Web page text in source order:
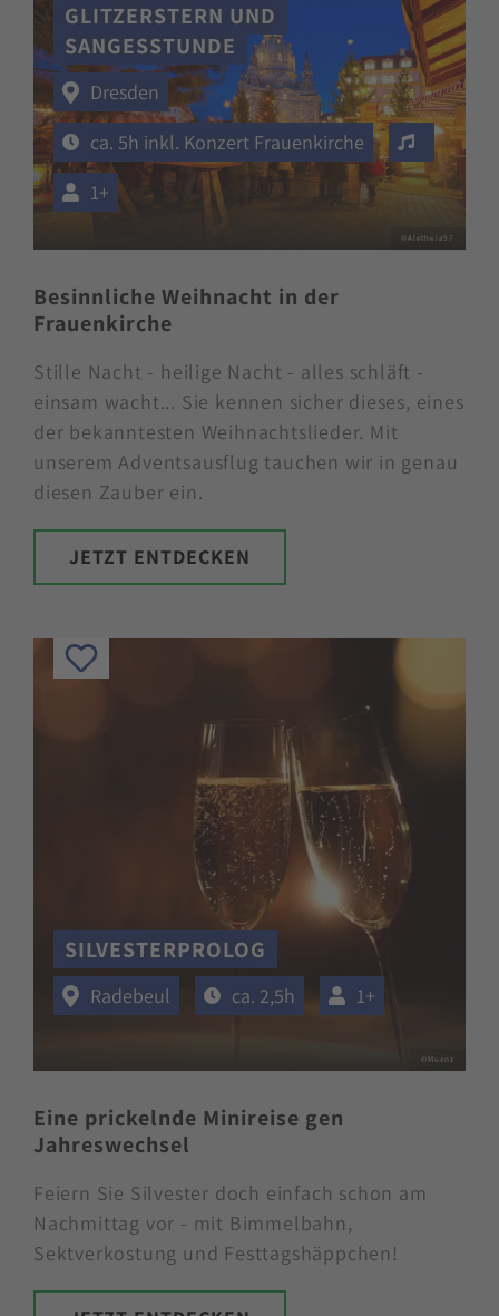
GLITZERSTERN UND
SANGESSTUNDE
Dresden
ca. 5h inkl. Konzert Frauenkirche
1+
©Aletheia97
Besinnliche Weihnacht in der
Frauenkirche
Stille Nacht - heilige Nacht - alles schläft -
einsam wacht... Sie kennen sicher dieses, eines
der bekanntesten Weihnachtslieder. Mit
unserem Adventsausflug tauchen wir in genau
diesen Zauber ein.
JETZT ENTDECKEN
SILVESTERPROLOG
Radebeul ca. 2,5h 1+
©Muenz
Eine prickelnde Minireise gen
Jahreswechsel
Feiern Sie Silvester doch einfach schon am
Nachmittag vor - mit Bimmelbahn,
Sektverkostung und Festtagshäppchen!